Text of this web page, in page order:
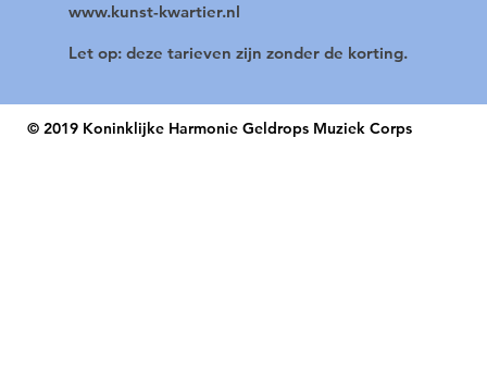
www.kunst-kwartier.nl
Let op: deze tarieven zijn zonder de korting.
© 2019 Koninklijke Harmonie Geldrops Muziek Corps